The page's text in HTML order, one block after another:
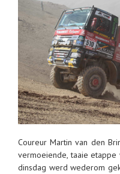
Coureur Martin van den
vermoeiende, taaie
dinsdag werd wederom